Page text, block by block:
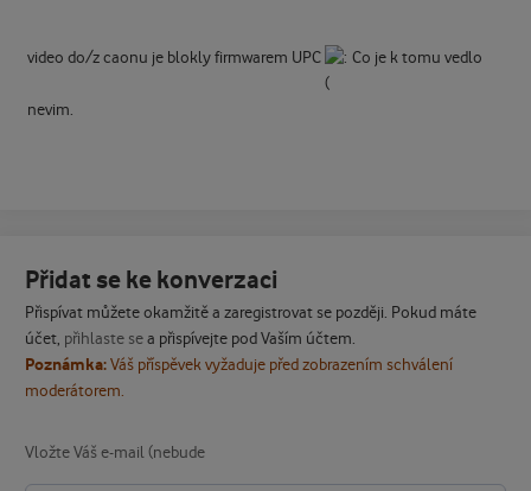
video do/z caonu je blokly firmwarem UPC Co je k tomu vedlo
nevim.
Přidat se ke konverzaci
Přispívat můžete okamžitě a zaregistrovat se později. Pokud máte
účet, přihlaste sea přispívejte pod Vaším účtem.
Poznámka:Váš příspěvek vyžaduje před zobrazením schválení
moderátorem.